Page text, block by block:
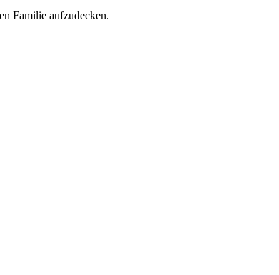
Familie aufzudecken.